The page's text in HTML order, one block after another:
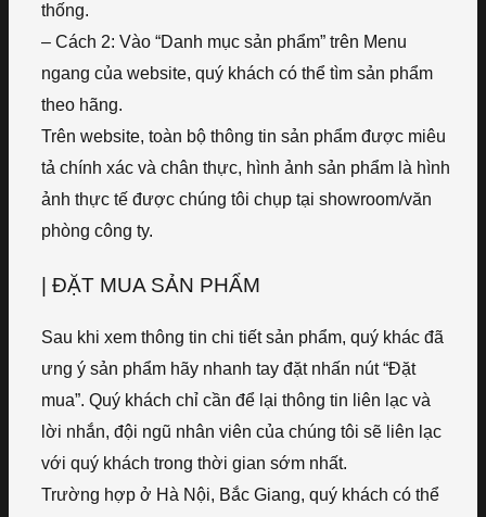
thống.
– Cách 2: Vào “Danh mục sản phẩm” trên Menu
ngang của website, quý khách có thể tìm sản phẩm
theo hãng.
Trên website, toàn bộ thông tin sản phẩm được miêu
tả chính xác và chân thực, hình ảnh sản phẩm là hình
ảnh thực tế được chúng tôi chụp tại showroom/văn
phòng công ty.
| ĐẶT MUA SẢN PHẨM
Sau khi xem thông tin chi tiết sản phẩm, quý khác đã
ưng ý sản phẩm hãy nhanh tay đặt nhấn nút “Đặt
mua”. Quý khách chỉ cần để lại thông tin liên lạc và
lời nhắn, đội ngũ nhân viên của chúng tôi sẽ liên lạc
với quý khách trong thời gian sớm nhất.
Trường hợp ở Hà Nội, Bắc Giang, quý khách có thể